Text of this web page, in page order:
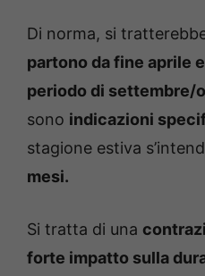
Di norma, si
partono da fine aprile
periodo di settembre/
sono indicazioni
stagione estiva
mesi.
Si tratta di una
forte impatto sulla